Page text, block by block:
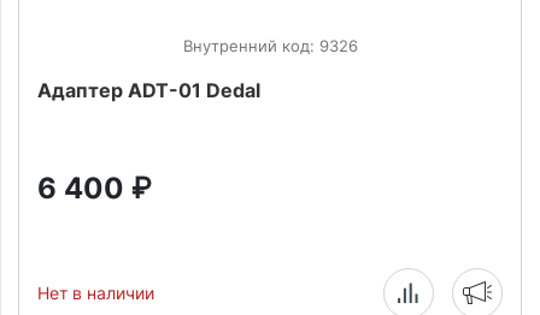
Внутренний код: 9326
Адаптер ADT-01 Dedal
6 400 ₽
Нет в наличии